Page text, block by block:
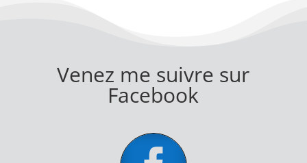
Venez me suivre sur
Facebook